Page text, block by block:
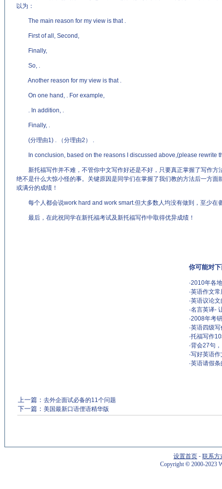
以为：
The main reason for my view is that .
First of all, Second,
Finally,
So, .
Another reason for my view is that .
On one hand, . For example,
. In addition, .
Finally, .
(分理由1) . （分理由2） .
In conclusion, based on the reasons I discussed above,(please rewrite
新托福写作并不难，不管你中文写作好还是不好，只要真正掌握了写作方
绝不是什么大惊小怪的事。关键原因是同学们在掌握了我们教的方法后一方
或满分的成绩！
每个人都会说work hard and work smart.但大多数人均没有做到，至少在
最后，在此祝同学在新托福考试及新托福写作中取得优异成绩！
你可能对
·2010年各
·英语作文
·英语议论
·名言英译-
·2008年考
·英语四级
·托福写作
·背会27句
·写好英语
·英语请假条
上一篇： 去外企面试必备的11个问题
下一篇： 美国最新口语俚语精华版
设置首页 - 联系方
Copyright©2000-2023